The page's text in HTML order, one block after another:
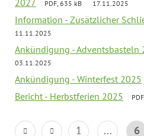
2027
PDF, 635 kB 17.11.2025
Information - Zusätzlicher
11.11.2025
Ankündigung - Adventsbasteln
03.11.2025
Ankündigung - Winterfest 2025
Bericht - Herbstferien 2025
1 ... 6